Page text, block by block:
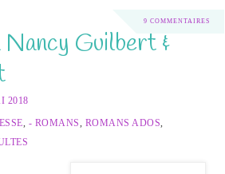
9 COMMENTAIRES
Guilbert &
2018
- ROMANS ROMANS ADOS